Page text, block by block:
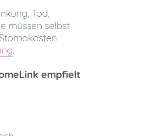
Tod,
müssen selbst
.
empfielt